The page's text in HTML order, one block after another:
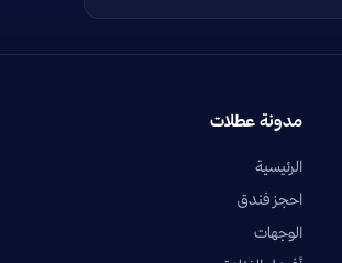
مدونة عطلات
الرئيسية
احجز فندق
الوجهات